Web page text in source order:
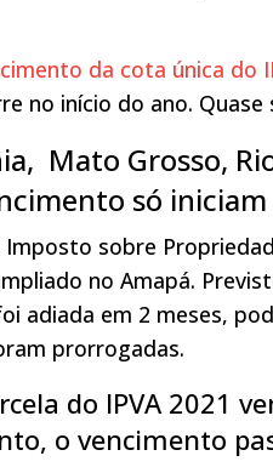
da cota única do
no início do ano.
Mato Grosso,
só
sobre
no Amapá.
adiada em 2 meses,
prorrogadas.
do IPVA 2021
o vencimento